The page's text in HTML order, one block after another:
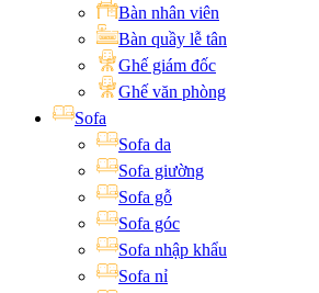
Bàn nhân viên
Bàn quầy lễ tân
Ghế giám đốc
Ghế văn phòng
Sofa
Sofa da
Sofa giường
Sofa gỗ
Sofa góc
Sofa nhập khẩu
Sofa nỉ